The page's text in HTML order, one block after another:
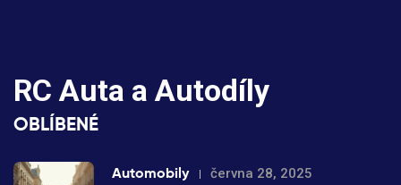
RC Auta a Autodíly
OBLÍBENÉ
Automobily června 28, 2025